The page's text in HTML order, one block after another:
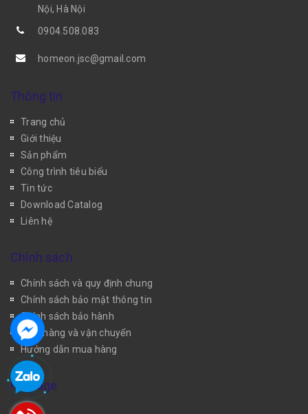
Nội, Hà Nội
0904.508.083
homeon.jsc@gmail.com
Thông tin
Trang chủ
Giới thiệu
Sản phẩm
Công trình tiêu biểu
Tin tức
Download Catalog
Liên hệ
Chính sách
Chính sách và quy định chung
Chính sách bảo mật thông tin
Chính sách bảo hành
Giao hàng và vận chuyển
Hướng dẫn mua hàng
Fanpage